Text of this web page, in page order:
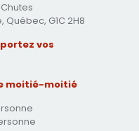
Québec, G1C 2H8
vos
moitié-moitié